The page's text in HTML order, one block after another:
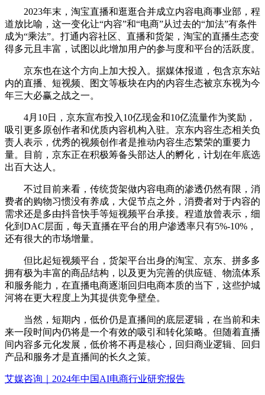
2023年末，淘宝直播和逛逛合并成立内容电商事业部，程
道放比喻，这一变化让“内容”和“电商”从过去的“加法”有条件
成为“乘法”。打通内容社区、直播和货架，淘宝的直播生态变
得多元且丰富，试图以此增加用户的参与度和平台的活跃度。
京东也在这个方向上加大投入。据媒体报道，包含京东站
内的直播、短视频、图文等板块在内的内容生态被京东视为今
年三大必赢之战之一。
4月10日，京东宣布投入10亿现金和10亿流量作为奖励，
吸引更多原创作者和优质内容机构入驻。京东内容生态相关负
责人表示，优秀的视频创作者是推动内容生态繁荣的重要力
量。目前，京东正在积极筹备头部达人的孵化，计划在年底选
出百大达人。
不过目前来看，传统货架做内容电商的渗透仍然有限，消
费者的购物习惯没有养成，大促节点之外，消费者对于内容的
需求还是多由抖音快手等短视频平台承接。程道放曾表示，细
化到DAC层面，每天直播在平台的用户渗透率只有5%-10%，
还有很大的市场增量。
但比起短视频平台，货架平台出身的淘宝、京东、拼多多
拥有极为丰富的商品结构，以及更为完善的供应链、物流体系
和服务能力，在直播电商逐渐回归电商本质的当下，这些护城
河将在更大程度上为其提供竞争壁垒。
当然，短期内，低价仍是直播间的底层逻辑，在当前和未
来一段时间内仍将是一个有效的吸引和转化策略。但随着直播
间内容多元化发展，低价将不再是核心，回归商业逻辑、回归
产品和服务才是直播间的长久之策。
艾媒咨询｜2024年中国AI电商行业研究报告